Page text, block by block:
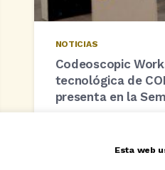
NOTICIAS
Codeoscopic
tecnológica de
presenta en la
Esta web